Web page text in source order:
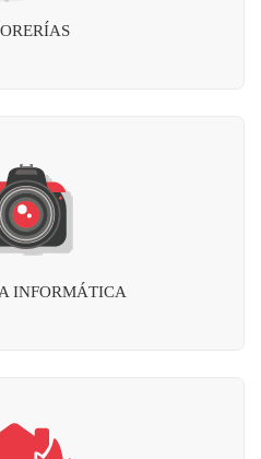
INFORMÁTICA